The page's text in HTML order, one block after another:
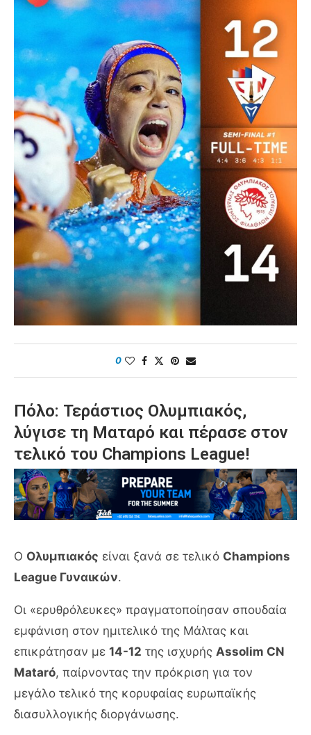
0
Πόλο: Τεράστιος Ολυμπιακός,
λύγισε τη Ματαρό και πέρασε στον
τελικό του Champions League!
Ο Ολυμπιακός είναι ξανά σε τελικό Champions
League Γυναικών.
Οι «ερυθρόλευκες» πραγματοποίησαν σπουδαία
εμφάνιση στον ημιτελικό της Μάλτας και
επικράτησαν με 14-12 της ισχυρής Assolim CN
Mataró, παίρνοντας την πρόκριση για τον
μεγάλο τελικό της κορυφαίας ευρωπαϊκής
διασυλλογικής διοργάνωσης.